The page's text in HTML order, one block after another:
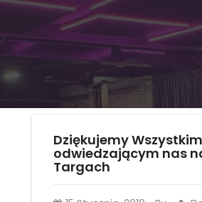
Dziękujemy Wszystkim
odwiedzającym nas
Targach